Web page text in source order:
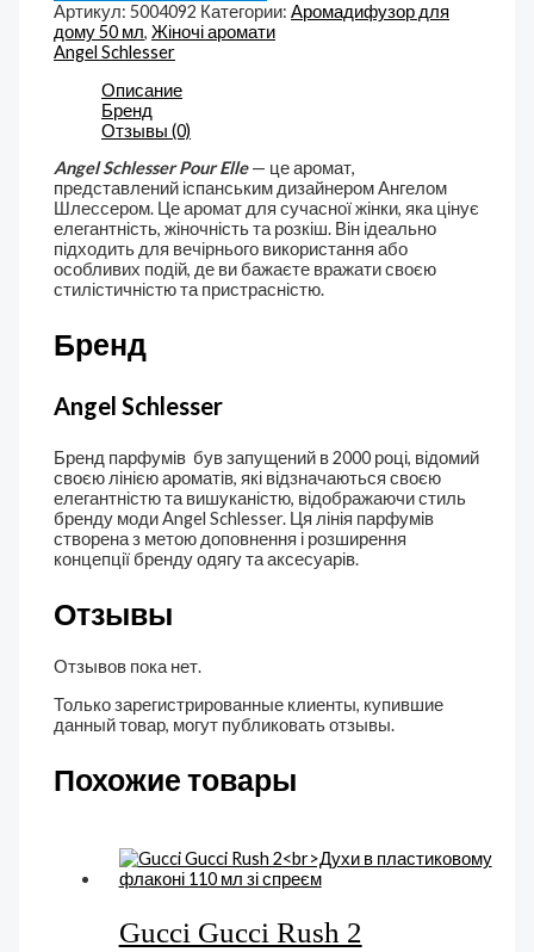
Артикул:5004092 Категории:Аромадифузор для
дому 50 мл,Жіночі аромати
Angel Schlesser
Описание
Бренд
Отзывы (0)
Angel Schlesser Pour Elle — це аромат,
представлений іспанським дизайнером Ангелом
Шлессером. Це аромат для сучасної жінки, яка цінує
елегантність, жіночність та розкіш. Він ідеально
підходить для вечірнього використання або
особливих подій, де ви бажаєте вражати своєю
стилістичністю та пристрасністю.
Бренд
Angel Schlesser
Бренд парфумів був запущений в 2000 році, відомий
своєю лінією ароматів, які відзначаються своєю
елегантністю та вишуканістю, відображаючи стиль
бренду моди Angel Schlesser. Ця лінія парфумів
створена з метою доповнення і розширення
концепції бренду одягу та аксесуарів.
Отзывы
Отзывов пока нет.
Только зарегистрированные клиенты, купившие
данный товар, могут публиковать отзывы.
Похожие товары
Gucci Gucci Rush 2